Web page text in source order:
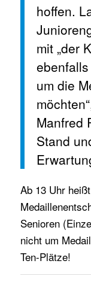
hoffen.
mit „der
um die
Manfred
Stand
Ab 13 Uhr
Senioren
nicht um
Ten-Plätze!